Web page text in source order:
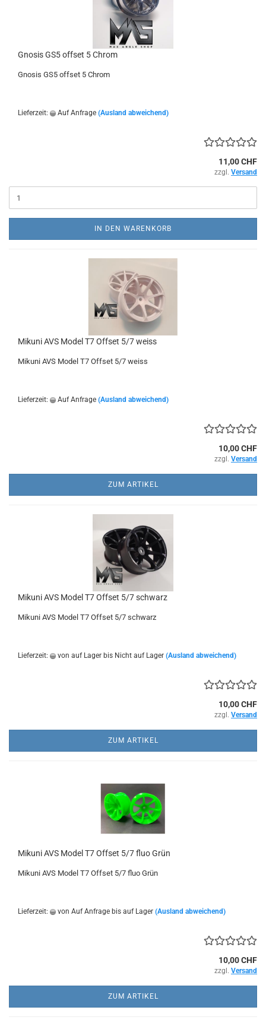
Gnosis GS5 offset 5 Chrom
Gnosis GS5 offset 5 Chrom
Lieferzeit: Auf Anfrage (Ausland abweichend)
11,00 CHF
zzgl. Versand
IN DEN WARENKORB
Mikuni AVS Model T7 Offset 5/7 weiss
Mikuni AVS Model T7 Offset 5/7 weiss
Lieferzeit: Auf Anfrage (Ausland abweichend)
10,00 CHF
zzgl. Versand
ZUM ARTIKEL
Mikuni AVS Model T7 Offset 5/7 schwarz
Mikuni AVS Model T7 Offset 5/7 schwarz
Lieferzeit: von auf Lager bis Nicht auf Lager (Ausland abweichend)
10,00 CHF
zzgl. Versand
ZUM ARTIKEL
Mikuni AVS Model T7 Offset 5/7 fluo Grün
Mikuni AVS Model T7 Offset 5/7 fluo Grün
Lieferzeit: von Auf Anfrage bis auf Lager (Ausland abweichend)
10,00 CHF
zzgl. Versand
ZUM ARTIKEL